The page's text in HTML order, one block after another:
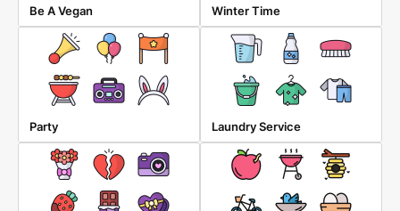
Be A Vegan Winter Time
Party Laundry Service